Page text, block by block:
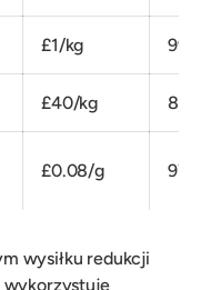
£1/kg 99%
£40/kg
£0.08/g 97%
wysiłku redukcji
wykorzystuje